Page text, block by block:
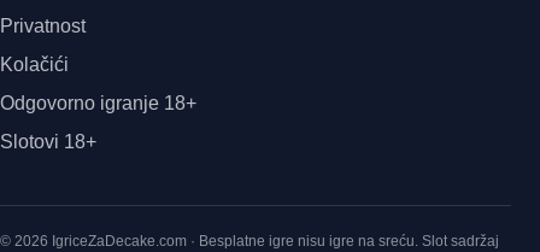
Privatnost
Kolačići
Odgovorno igranje 18+
Slotovi 18+
© 2026 IgriceZaDecake.com · Besplatne igre nisu igre na sreću. Slot sadržaj